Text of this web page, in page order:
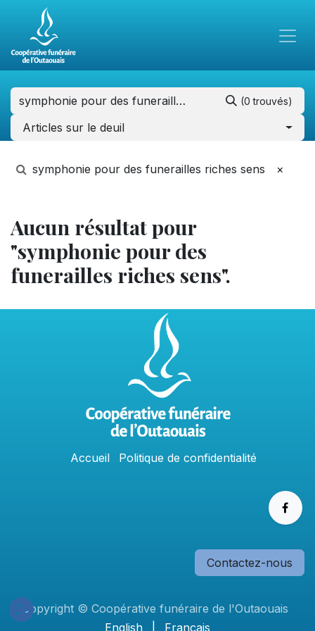
Articles sur le deuil
(0 trouvés)
symphonie pour des funerailles riches sens ×
Aucun résultat pour
"symphonie pour des
funerailles riches sens".
Accue​il Politique​​ de confidentialit​é
Contactez-nous
Copyright © Coopérative funéraire de l'Outaouais
English
Français